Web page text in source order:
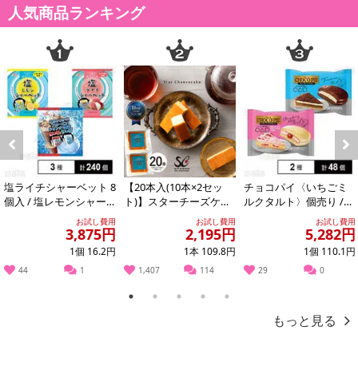
人気商品ランキング
Previous
塩ライチシャーベット 8
個入 / 塩レモンシャー
ベット 8個入 / フローズ
お試し費用
3,875円
1個 16.2円
44 1
【20本入(10本×2セッ
ト)】スターチーズケー
お試し費用
2,195円
1本 109.8円
1,407 114
チョコパイ〈いちごミ
ルクタルト〉個売り /
〈ティラミスタルト〉
お試し費用
5,282円
1個 110.1円
29 0
Next
1 2 3 4 5
もっと見る